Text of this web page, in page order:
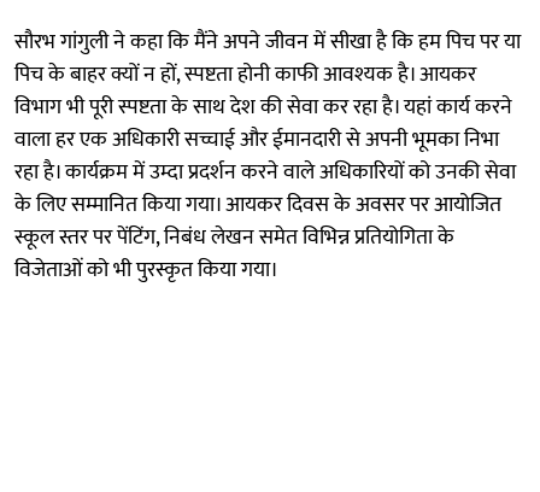
सौरभ गांगुली ने कहा कि मैंने अपने जीवन में सीखा है कि हम पिच पर या
पिच के बाहर क्यों न हों, स्पष्टता होनी काफी आवश्यक है। आयकर
विभाग भी पूरी स्पष्टता के साथ देश की सेवा कर रहा है। यहां कार्य करने
वाला हर एक अधिकारी सच्चाई और ईमानदारी से अपनी भूमका निभा
रहा है। कार्यक्रम में उम्दा प्रदर्शन करने वाले अधिकारियों को उनकी सेवा
के लिए सम्मानित किया गया। आयकर दिवस के अवसर पर आयोजित
स्कूल स्तर पर पेंटिंग, निबंध लेखन समेत विभिन्न प्रतियोगिता के
विजेताओं को भी पुरस्कृत किया गया।